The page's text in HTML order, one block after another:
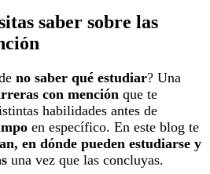
saber sobre las
no saber qué estudiar? Una
con mención que te
habilidades antes de
en específico. En este blog te
en dónde pueden estudiarse y
una vez que las concluyas.